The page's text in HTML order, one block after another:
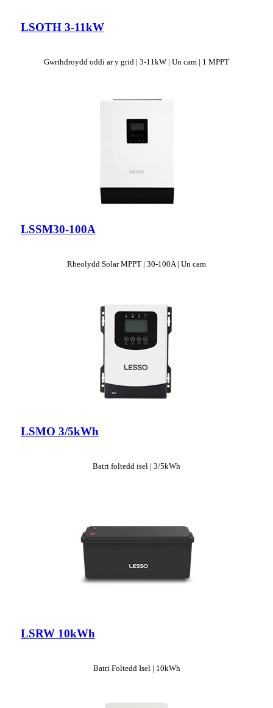
LSOTH 3-11kW
Gwrthdroydd oddi ar y grid | 3-11kW | Un cam | 1 MPPT
LSSM30-100A
Rheolydd Solar MPPT | 30-100A | Un cam
LSMO 3/5kWh
Batri foltedd isel | 3/5kWh
LSRW 10kWh
Batri Foltedd Isel | 10kWh